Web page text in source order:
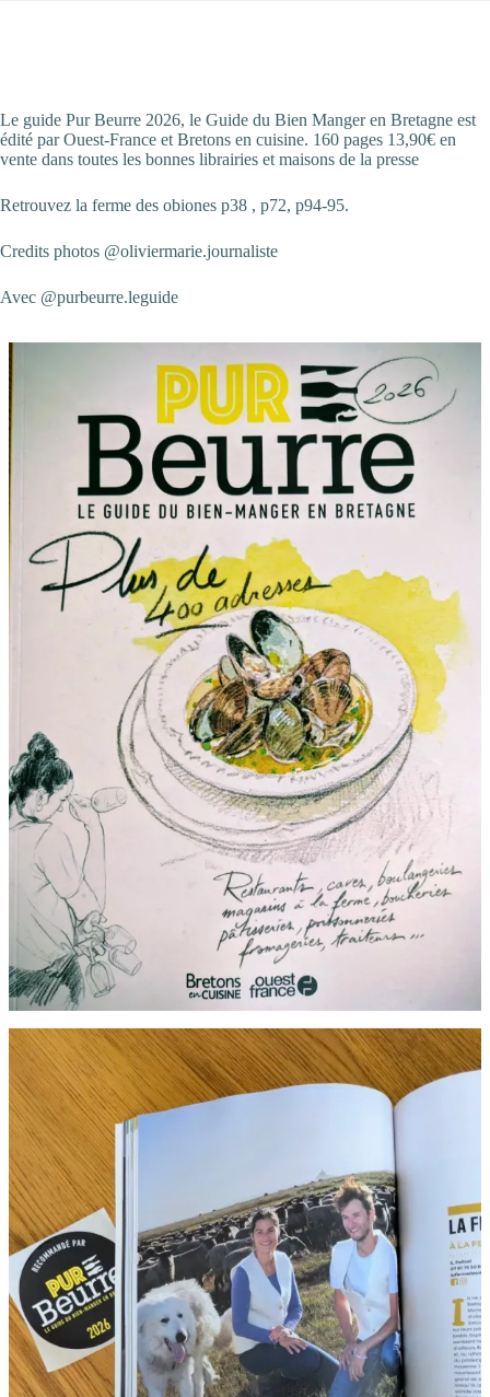
Le guide Pur Beurre 2026, le Guide du Bien Manger en Bretagne est
édité par Ouest-France et Bretons en cuisine. 160 pages 13,90€ en
vente dans toutes les bonnes librairies et maisons de la presse
Retrouvez la ferme des obiones p38 , p72, p94-95.
Credits photos @oliviermarie.journaliste
Avec @purbeurre.leguide